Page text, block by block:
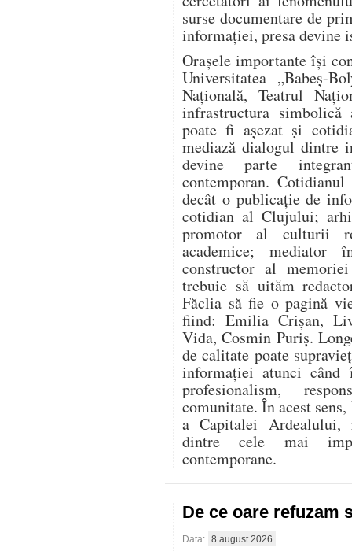
surse documentare de
informației, presa devine
Orașele importante își
Universitatea „Babeș-
Națională, Teatrul
infrastructura
poate fi așezat și
mediază dialogul dintre
devine parte
contemporan.
decât o publicație de
cotidian al Clujului;
promotor al culturii
academice; mediator
constructor al
trebuie să uităm
Făclia să fie o pagină
fiind: Emilia Crișan,
Vida, Cosmin Puriș.
de calitate poate
informației atunci când
profesionalism,
comunitate. În acest
a Capitalei Ardealului,
dintre cele mai
contemporane.
De ce oare
Data: 8 august 2026